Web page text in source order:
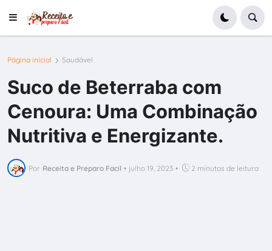
Página inicial Saudável
Suco de Beterraba com
Cenoura: Uma Combinação
Nutritiva e Energizante.
Por Receita e Preparo Facil • julho 19, 2023 • 2 minutos de leitura